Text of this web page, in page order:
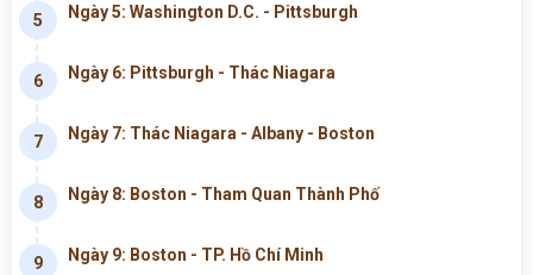
5 Ngày 5: Washington D.C. - Pittsburgh
6 Ngày 6: Pittsburgh - Thác Niagara
7 Ngày 7: Thác Niagara - Albany - Boston
8 Ngày 8: Boston - Tham Quan Thành Phố
9 Ngày 9: Boston - TP. Hồ Chí Minh